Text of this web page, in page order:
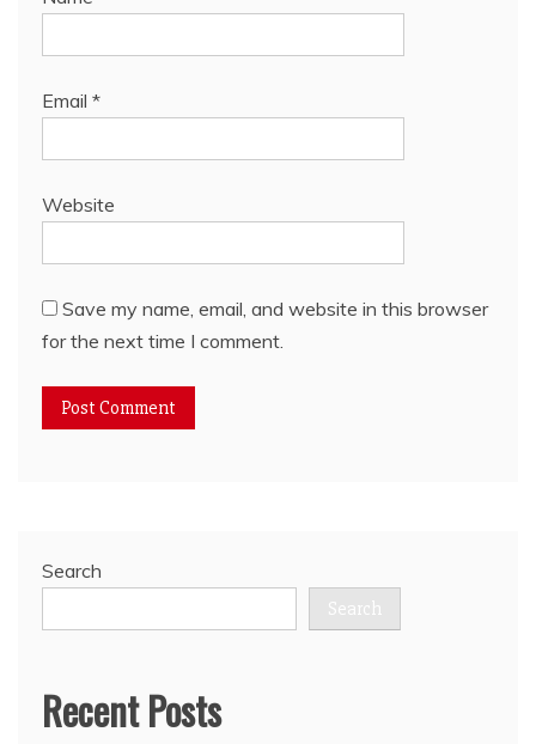
Email *
Website
Save my name, email, and website in this browser
for the next time I comment.
Search
Search
Recent Posts